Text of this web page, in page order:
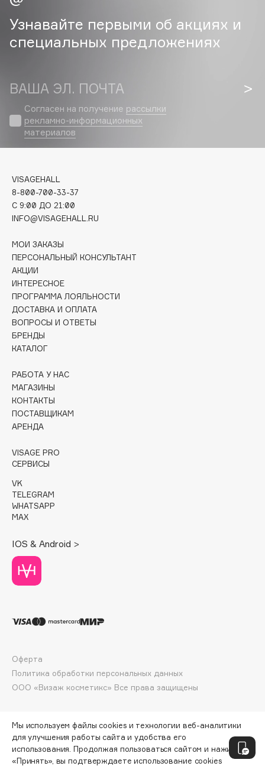
Carbon Theory
Carmex
Celimax
Cettua
Chupa Chups
Clarins Precious
Clinique
Clive Christian
Collagenina
Consly
Corimo
CosRX
Cottolina
Crescina
Cunzite
D
d'Alba
DARLING*
Davines
Deonica
Dior
Divage
Dolce & Gabbana
DP Daily Perfection
Dr.Althea
Dr.Ceuracle
Dr.Jart+
Dyson
Узнавайте первыми об акциях и
специальных предложениях
ВАША ЭЛ. ПОЧТА
Согласен на получение рассылки
рекламно-информационных
материалов
VISAGEHALL
8-800-700-33-37
C 9:00 ДО 21:00
INFO@VISAGEHALL.RU
МОИ ЗАКАЗЫ
ПЕРСОНАЛЬНЫЙ КОНСУЛЬТАНТ
АКЦИИ
ИНТЕРЕСНОЕ
ПРОГРАММА ЛОЯЛЬНОСТИ
ДОСТАВКА И ОПЛАТА
ВОПРОСЫ И ОТВЕТЫ
БРЕНДЫ
КАТАЛОГ
РАБОТА У НАС
МАГАЗИНЫ
КОНТАКТЫ
ПОСТАВЩИКАМ
АРЕНДА
VISAGE PRO
СЕРВИСЫ
VK
TELEGRAM
WHATSAPP
MAX
IOS & Android >
ООО «Визаж косметикс» Все права защищены
Оферта
Политика обработки персональных данных
Мы используем файлы cookies и технологии веб-аналитики
для улучшения работы сайта и удобства его
использования. Продолжая пользоваться сайтом и нажимая
«Принять», вы подтверждаете использование cookies